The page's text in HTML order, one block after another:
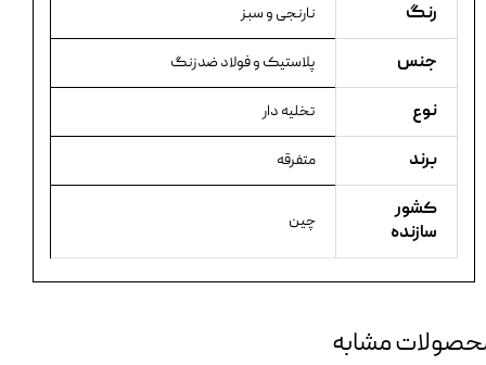
رنگ نارنجی و سبز
جنس پلاستیک و فولاد ضدزنگ
نوع تخلیه دار
برند متفرقه
کشور
سازنده
چین
مشابه